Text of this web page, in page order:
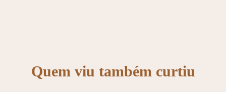
Quem viu também curtiu